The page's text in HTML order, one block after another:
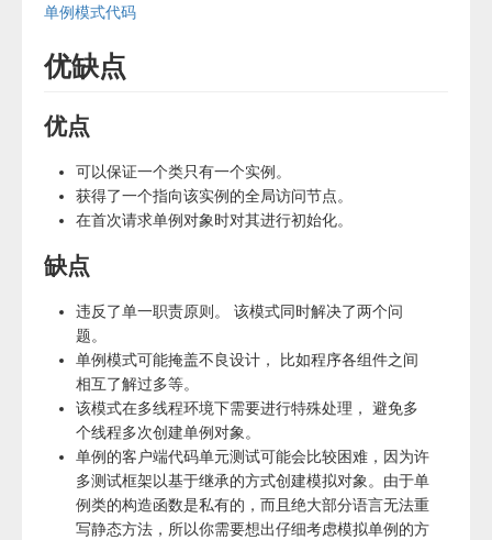
单例模式代码
优缺点
优点
可以保证一个类只有一个实例。
获得了一个指向该实例的全局访问节点。
在首次请求单例对象时对其进行初始化。
缺点
违反了单一职责原则。 该模式同时解决了两个问
题。
单例模式可能掩盖不良设计， 比如程序各组件之间
相互了解过多等。
该模式在多线程环境下需要进行特殊处理， 避免多
个线程多次创建单例对象。
单例的客户端代码单元测试可能会比较困难，因为许
多测试框架以基于继承的方式创建模拟对象。由于单
例类的构造函数是私有的，而且绝大部分语言无法重
写静态方法，所以你需要想出仔细考虑模拟单例的方